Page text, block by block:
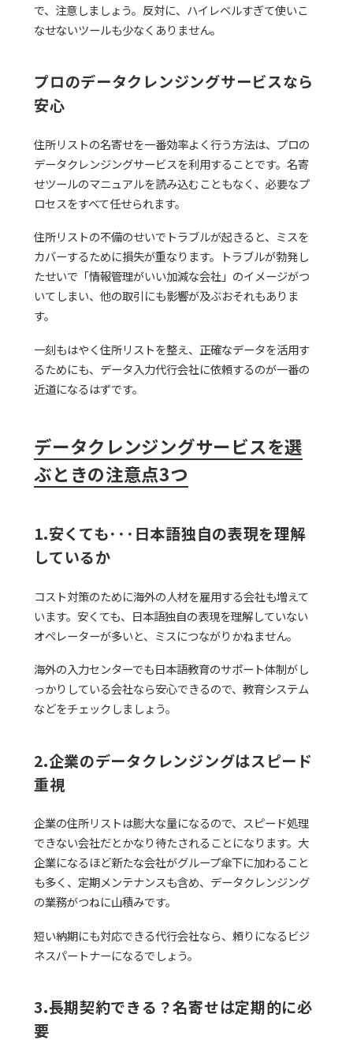
で、注意しましょう。反対に、ハイレベルすぎて使いこ
なせないツールも少なくありません。
プロのデータクレンジングサービスなら
安心
住所リストの名寄せを一番効率よく行う方法は、プロの
データクレンジングサービスを利用することです。名寄
せツールのマニュアルを読み込むこともなく、必要なプ
ロセスをすべて任せられます。
住所リストの不備のせいでトラブルが起きると、ミスを
カバーするために損失が重なります。トラブルが勃発し
たせいで「情報管理がいい加減な会社」のイメージがつ
いてしまい、他の取引にも影響が及ぶおそれもありま
す。
一刻もはやく住所リストを整え、正確なデータを活用す
るためにも、データ入力代行会社に依頼するのが一番の
近道になるはずです。
データクレンジングサービスを選
ぶときの注意点3つ
1.安くても･･･日本語独自の表現を理解
しているか
コスト対策のために海外の人材を雇用する会社も増えて
います。安くても、日本語独自の表現を理解していない
オペレーターが多いと、ミスにつながりかねません。
海外の入力センターでも日本語教育のサポート体制がし
っかりしている会社なら安心できるので、教育システム
などをチェックしましょう。
2.企業のデータクレンジングはスピード
重視
企業の住所リストは膨大な量になるので、スピード処理
できない会社だとかなり待たされることになります。大
企業になるほど新たな会社がグループ傘下に加わること
も多く、定期メンテナンスも含め、データクレンジング
の業務がつねに山積みです。
短い納期にも対応できる代行会社なら、頼りになるビジ
ネスパートナーになるでしょう。
3.長期契約できる？名寄せは定期的に必
要